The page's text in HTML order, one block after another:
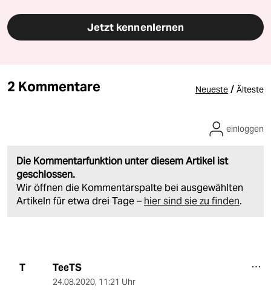
Jetzt kennenlernen
2 Kommentare Neueste / Älteste
Die Kommentarfunktion unter diesem Artikel ist
geschlossen.
Wir öffnen die Kommentarspalte bei ausgewählten
Artikeln für etwa drei Tage – hier sind sie zu finden.
einloggen
T TeeTS
24.08.2020, 11:21 Uhr